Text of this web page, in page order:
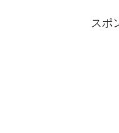
スポ